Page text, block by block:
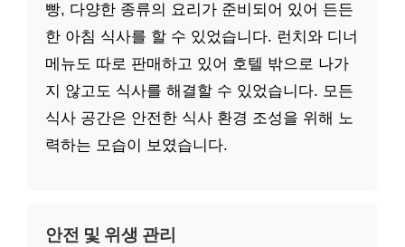
빵, 다양한 종류의 요리가 준비되어 있어 든든
한 아침 식사를 할 수 있었습니다. 런치와 디너
메뉴도 따로 판매하고 있어 호텔 밖으로 나가
지 않고도 식사를 해결할 수 있었습니다. 모든
식사 공간은 안전한 식사 환경 조성을 위해 노
력하는 모습이 보였습니다.
안전 및 위생 관리